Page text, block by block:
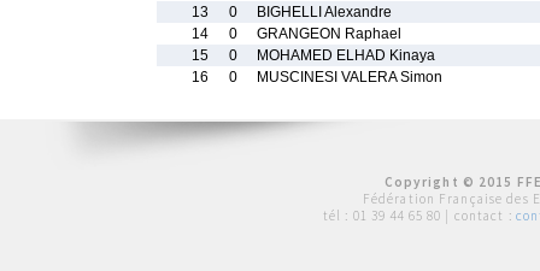
13
0
BIGHELLI Alexandre
14
0
GRANGEON Raphael
15
0
MOHAMED ELHAD Kinaya
16
0 MUSCINESI VALERA Simon
Copyright © 2015
Fédération Française des
tél : 01 39 44 65 80 | contact :